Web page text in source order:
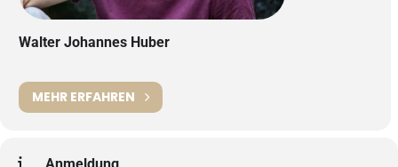
Walter Johannes Huber
MEHR ERFAHREN